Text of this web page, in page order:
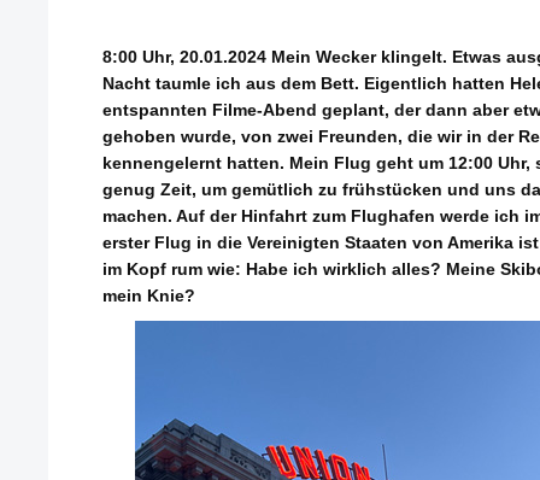
8:00 Uhr, 20.01.2024 Mein Wecker klingelt. Etwas
Nacht taumle ich aus dem Bett. Eigentlich hatten
entspannten Filme-Abend geplant, der dann aber
gehoben wurde, von zwei Freunden, die wir in der
kennengelernt hatten. Mein Flug geht um 12:00
genug Zeit, um gemütlich zu frühstücken und uns
machen. Auf der Hinfahrt zum Flughafen werde ich
erster Flug in die Vereinigten Staaten von Amerika
im Kopf rum wie: Habe ich wirklich alles? Meine
mein Knie?